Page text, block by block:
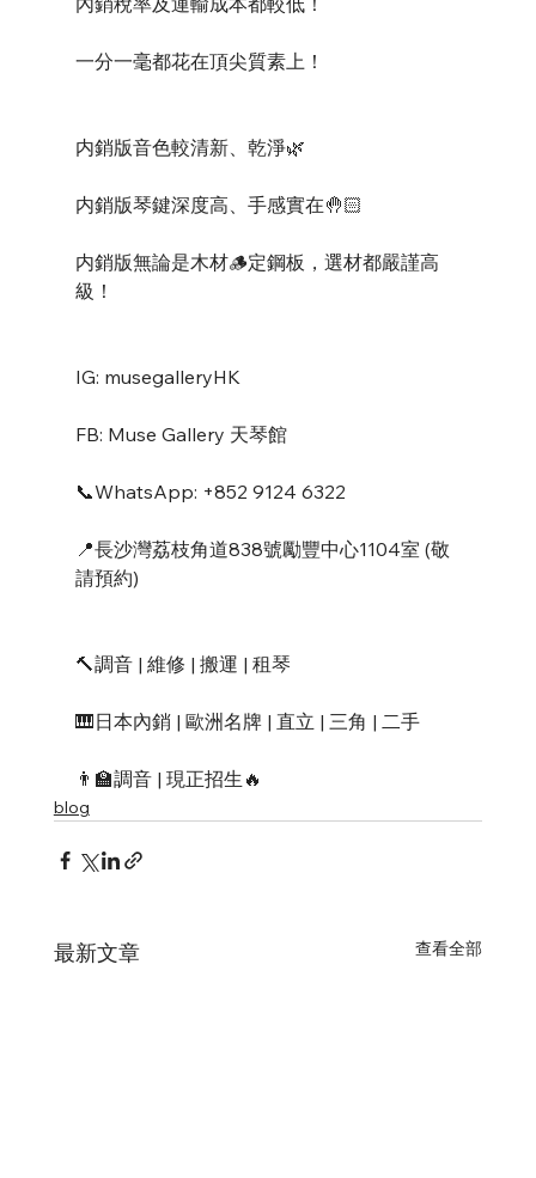
一分一毫都花在頂尖質素上！
内銷版音色較清新、乾淨🌿
内銷版琴鍵深度高、手感實在🤚🏻
内銷版無論是木材🪵定鋼板，選材都嚴謹高
級！
IG: musegalleryHK
FB: Muse Gallery 天琴館
📞WhatsApp: +852 9124 6322
📍長沙灣荔枝角道838號勵豐中心1104室 (敬
請預約)
🔨調音 | 維修 | 搬運 | 租琴
🎹日本內銷 | 歐洲名牌 | 直立 | 三角 | 二手
👨‍🏫調音 | 現正招生🔥
blog
最新文章 查看全部